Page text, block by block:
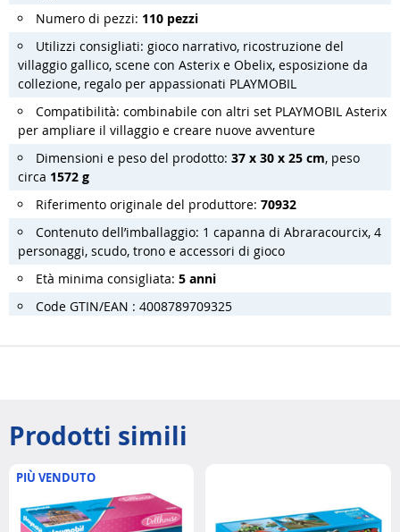
Numero di pezzi: 110 pezzi
Utilizzi consigliati: gioco narrativo, ricostruzione del
villaggio gallico, scene con Asterix e Obelix, esposizione da
collezione, regalo per appassionati PLAYMOBIL
Compatibilità: combinabile con altri set PLAYMOBIL Asterix
per ampliare il villaggio e creare nuove avventure
Dimensioni e peso del prodotto: 37 x 30 x 25 cm, peso
circa 1572 g
Riferimento originale del produttore: 70932
Contenuto dell’imballaggio: 1 capanna di Abraracourcix, 4
personaggi, scudo, trono e accessori di gioco
Età minima consigliata: 5 anni
Code GTIN/EAN : 4008789709325
Prodotti simili
PIÙ VENDUTO